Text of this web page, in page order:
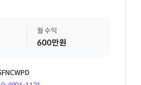
월 수익
600만원